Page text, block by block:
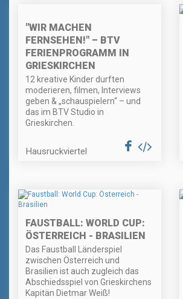
"WIR MACHEN
FERNSEHEN!" – BTV
FERIENPROGRAMM IN
GRIESKIRCHEN
12 kreative Kinder durften
moderieren, filmen, Interviews
geben & „schauspielern“ – und
das im BTV Studio in
Grieskirchen.
Hausruckviertel
FAUSTBALL: WORLD CUP:
ÖSTERREICH - BRASILIEN
Das Faustball Länderspiel
zwischen Österreich und
Brasilien ist auch zugleich das
Abschiedsspiel von Grieskirchens
Kapitän Dietmar Weiß!